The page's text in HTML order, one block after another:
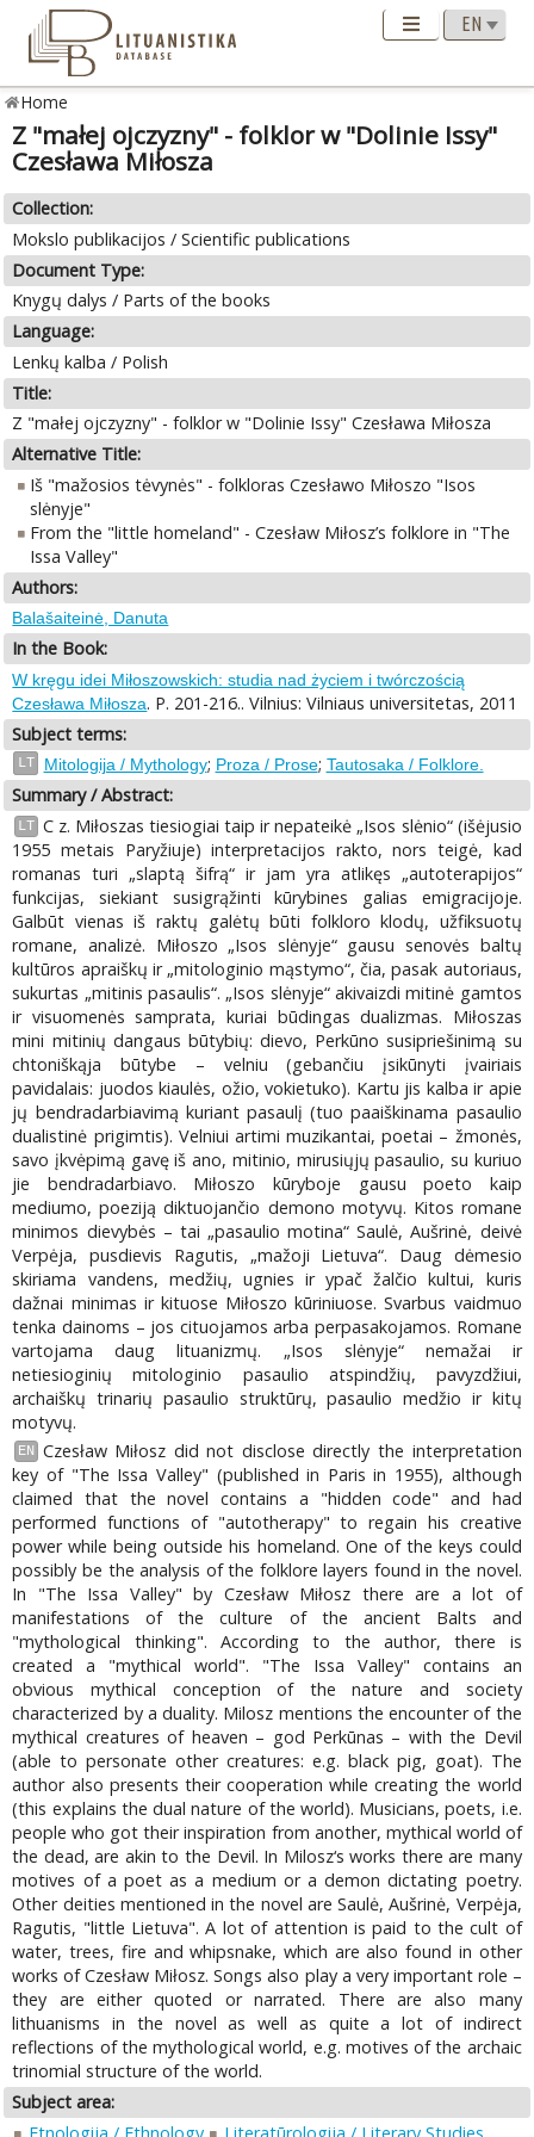
Home
Z "małej ojczyzny" - folklor w "Dolinie Issy"
Czesława Miłosza
Collection:
Mokslo publikacijos / Scientific publications
Document Type:
Knygų dalys / Parts of the books
Language:
Lenkų kalba / Polish
Title:
Z "małej ojczyzny" - folklor w "Dolinie Issy" Czesława Miłosza
Alternative Title:
Iš "mažosios tėvynės" - folkloras Czesławo Miłoszo "Isos
slėnyje"
From the "little homeland" - Czesław Miłosz’s folklore in "The
Issa Valley"
Authors:
Balašaiteinė, Danuta
In the Book:
W kręgu idei Miłoszowskich: studia nad życiem i twórczością
Czesława Miłosza. P. 201-216.. Vilnius: Vilniaus universitetas, 2011
Subject terms:
LT Mitologija / Mythology; Proza / Prose; Tautosaka / Folklore.
Summary / Abstract:
LT C z. Miłoszas tiesiogiai taip ir nepateikė „Isos slėnio“ (išėjusio
1955 metais Paryžiuje) interpretacijos rakto, nors teigė, kad
romanas turi „slaptą šifrą“ ir jam yra atlikęs „autoterapijos“
funkcijas, siekiant susigrąžinti kūrybines galias emigracijoje.
Galbūt vienas iš raktų galėtų būti folkloro klodų, užfiksuotų
romane, analizė. Miłoszo „Isos slėnyje“ gausu senovės baltų
kultūros apraiškų ir „mitologinio mąstymo“, čia, pasak autoriaus,
sukurtas „mitinis pasaulis“. „Isos slėnyje“ akivaizdi mitinė gamtos
ir visuomenės samprata, kuriai būdingas dualizmas. Miłoszas
mini mitinių dangaus būtybių: dievo, Perkūno susipriešinimą su
chtoniškąja būtybe – velniu (gebančiu įsikūnyti įvairiais
pavidalais: juodos kiaulės, ožio, vokietuko). Kartu jis kalba ir apie
jų bendradarbiavimą kuriant pasaulį (tuo paaiškinama pasaulio
dualistinė prigimtis). Velniui artimi muzikantai, poetai – žmonės,
savo įkvėpimą gavę iš ano, mitinio, mirusiųjų pasaulio, su kuriuo
jie bendradarbiavo. Miłoszo kūryboje gausu poeto kaip
mediumo, poeziją diktuojančio demono motyvų. Kitos romane
minimos dievybės – tai „pasaulio motina“ Saulė, Aušrinė, deivė
Verpėja, pusdievis Ragutis, „mažoji Lietuva“. Daug dėmesio
skiriama vandens, medžių, ugnies ir ypač žalčio kultui, kuris
dažnai minimas ir kituose Miłoszo kūriniuose. Svarbus vaidmuo
tenka dainoms – jos cituojamos arba perpasakojamos. Romane
vartojama daug lituanizmų. „Isos slėnyje“ nemažai ir
netiesioginių mitologinio pasaulio atspindžių, pavyzdžiui,
archaiškų trinarių pasaulio struktūrų, pasaulio medžio ir kitų
motyvų.
EN
Czesław Miłosz did not disclose directly the interpretation
key of "The Issa Valley" (published in Paris in 1955), although
claimed that the novel contains a "hidden code" and had
performed functions of "autotherapy" to regain his creative
power while being outside his homeland. One of the keys could
possibly be the analysis of the folklore layers found in the novel.
In "The Issa Valley" by Czesław Miłosz there are a lot of
manifestations of the culture of the ancient Balts and
"mythological thinking". According to the author, there is
created a "mythical world". "The Issa Valley" contains an
obvious mythical conception of the nature and society
characterized by a duality. Milosz mentions the encounter of the
mythical creatures of heaven – god Perkūnas – with the Devil
(able to personate other creatures: e.g. black pig, goat). The
author also presents their cooperation while creating the world
(this explains the dual nature of the world). Musicians, poets, i.e.
people who got their inspiration from another, mythical world of
the dead, are akin to the Devil. In Milosz‘s works there are many
motives of a poet as a medium or a demon dictating poetry.
Other deities mentioned in the novel are Saulė, Aušrinė, Verpėja,
Ragutis, "little Lietuva". A lot of attention is paid to the cult of
water, trees, fire and whipsnake, which are also found in other
works of Czesław Miłosz. Songs also play a very important role –
they are either quoted or narrated. There are also many
lithuanisms in the novel as well as quite a lot of indirect
reflections of the mythological world, e.g. motives of the archaic
trinomial structure of the world.
Subject area: